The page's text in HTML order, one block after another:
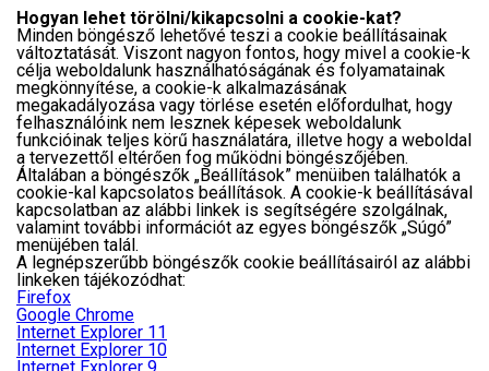
Hogyan lehet törölni/kikapcsolni a cookie-kat?
Minden böngésző lehetővé teszi a cookie beállításainak
változtatását. Viszont nagyon fontos, hogy mivel a cookie-k
célja weboldalunk használhatóságának és folyamatainak
megkönnyítése, a cookie-k alkalmazásának
megakadályozása vagy törlése esetén előfordulhat, hogy
felhasználóink nem lesznek képesek weboldalunk
funkcióinak teljes körű használatára, illetve hogy a weboldal
a tervezettől eltérően fog működni böngészőjében.
Általában a böngészők „Beállítások” menüiben találhatók a
cookie-kal kapcsolatos beállítások. A cookie-k beállításával
kapcsolatban az alábbi linkek is segítségére szolgálnak,
valamint további információt az egyes böngészők „Súgó”
menüjében talál.
A legnépszerűbb böngészők cookie beállításairól az alábbi
linkeken tájékozódhat:
Firefox
Google Chrome
Internet Explorer 11
Internet Explorer 10